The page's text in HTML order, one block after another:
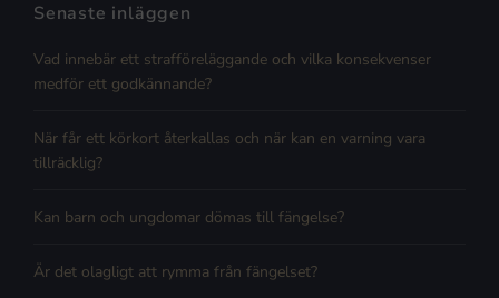
Senaste inläggen
Vad innebär ett strafföreläggande och vilka konsekvenser
medför ett godkännande?
När får ett körkort återkallas och när kan en varning vara
tillräcklig?
Kan barn och ungdomar dömas till fängelse?
Är det olagligt att rymma från fängelset?